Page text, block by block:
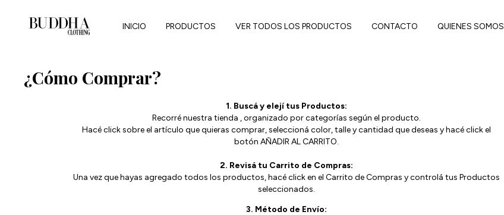
INICIO PRODUCTOS VER TODOS LOS PRODUCTOS CONTACTO QUIENES SOMOS
¿Cómo Comprar?
1. Buscá y elejí tus Productos:
Recorré nuestra tienda , organizado por categorías según el producto.
Hacé click sobre el artículo que quieras comprar, seleccioná color, talle y cantidad que deseas y hacé click el
botón AÑADIR AL CARRITO.
2. Revisá tu Carrito de Compras:
Una vez que hayas agregado todos los productos, hacé click en el Carrito de Compras y controlá tus Productos
seleccionados.
3. Método de Envío: